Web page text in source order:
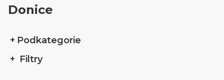
Donice
Podkategorie
Filtry